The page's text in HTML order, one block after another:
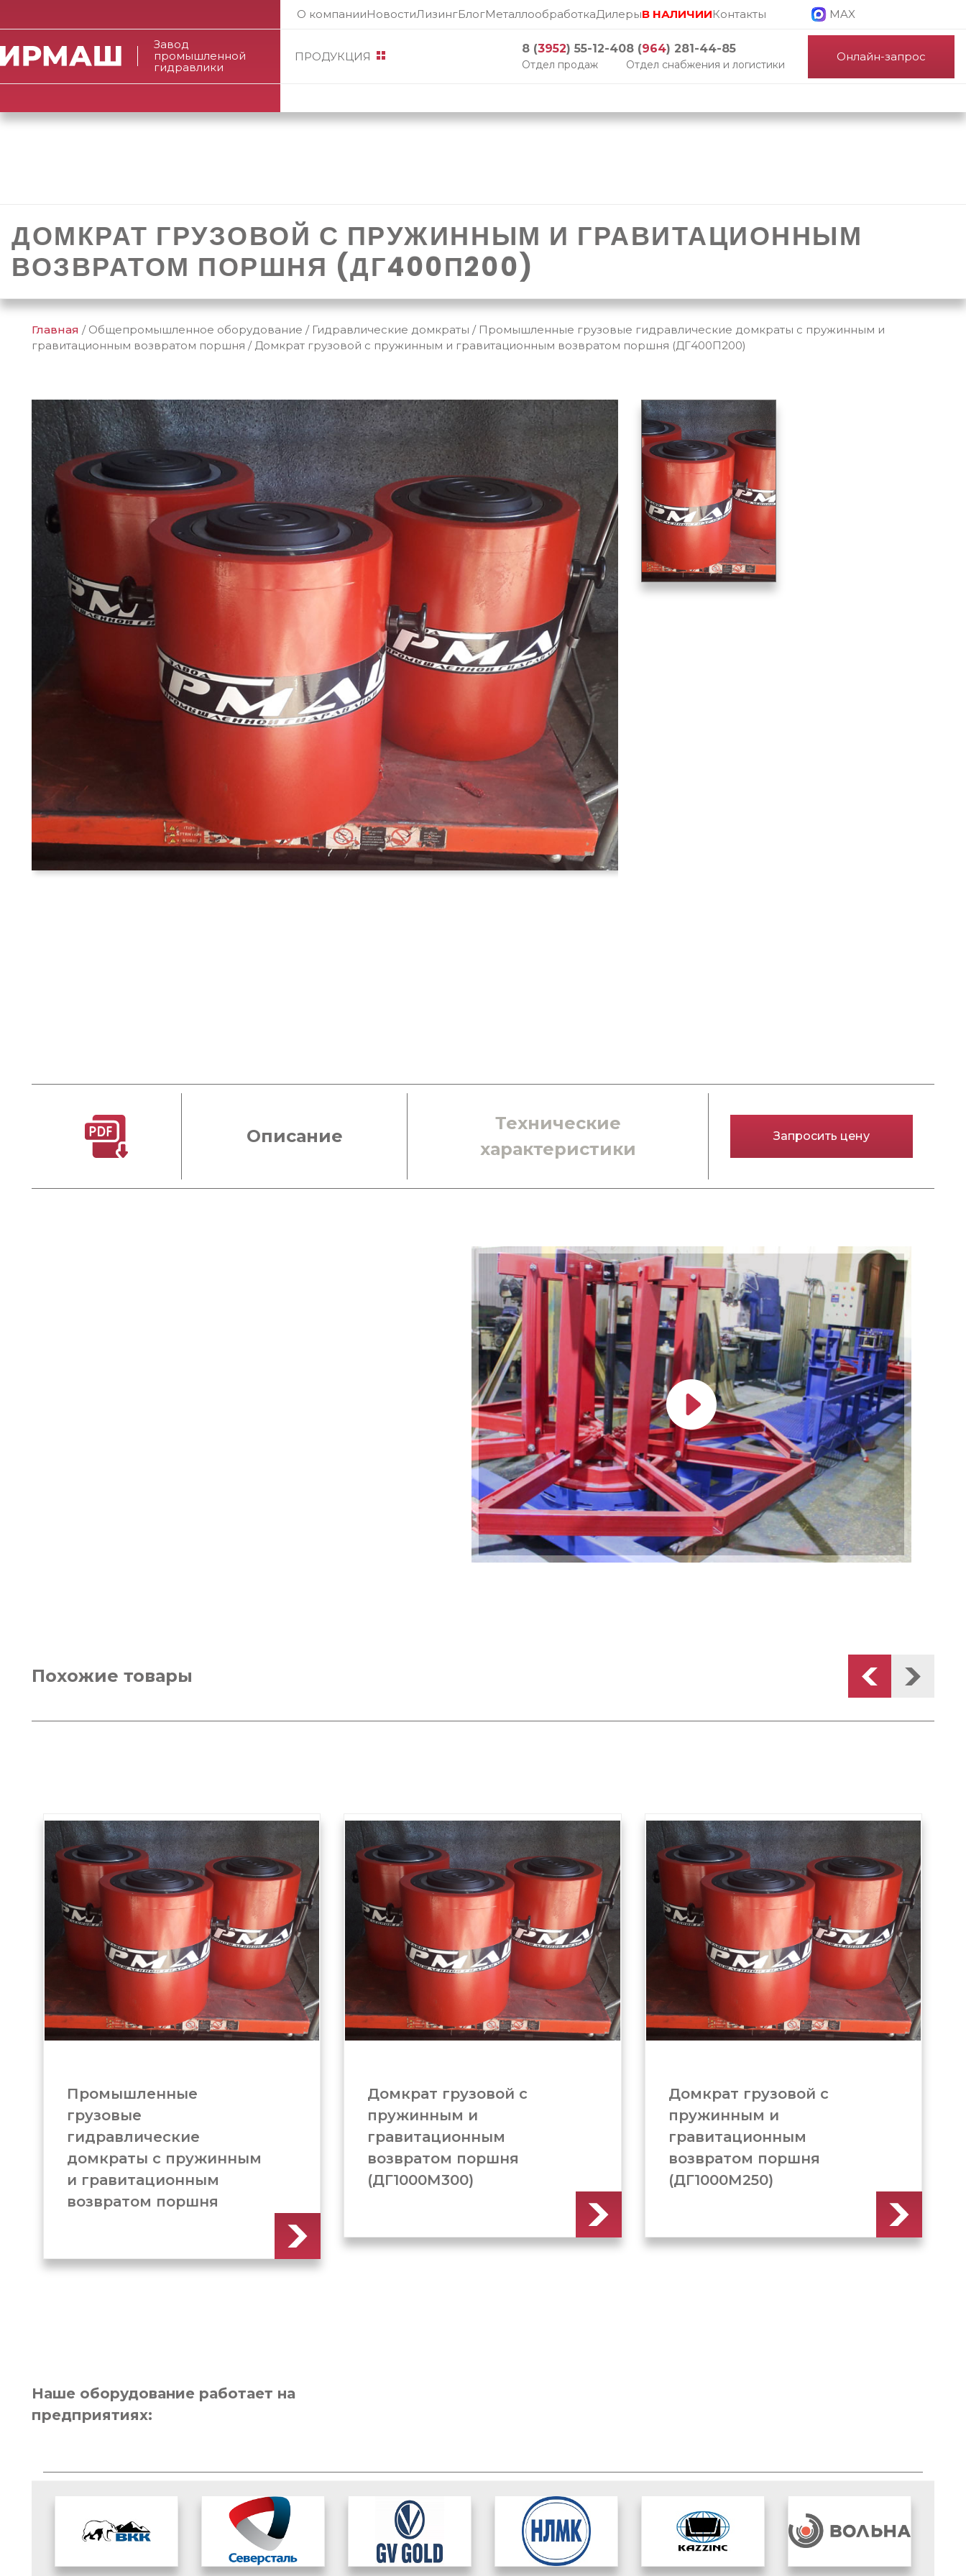
Завод
промышленной
гидравлики
О компанииНовостиЛизингБлогМеталлообработкаДилерыВ НАЛИЧИИКонтакты MAX
ПРОДУКЦИЯ
8 (3952) 55-12-40
Отдел продаж
8 (964) 281-44-85
Отдел снабжения и логистики
Онлайн-запрос
ДОМКРАТ ГРУЗОВОЙ С ПРУЖИННЫМ И ГРАВИТАЦИОННЫМ
ВОЗВРАТОМ ПОРШНЯ (ДГ400П200)
Главная / Общепромышленное оборудование / Гидравлические домкраты / Промышленные грузовые гидравлические домкраты с пружинным и
гравитационным возвратом поршня / Домкрат грузовой с пружинным и гравитационным возвратом поршня (ДГ400П200)
Описание
Технические
характеристики
Запросить цену
Похожие товары
Домкрат грузовой с
пружинным и
гравитационным
возвратом поршня
(ДГ1000М300)
Домкрат грузовой с
пружинным и
гравитационным
возвратом поршня
(ДГ1000М250)
Домкрат грузовой с
пружинным и
гравитационным
возвратом поршня
(ДГ1000М200)
Наше оборудование работает на
предприятиях: